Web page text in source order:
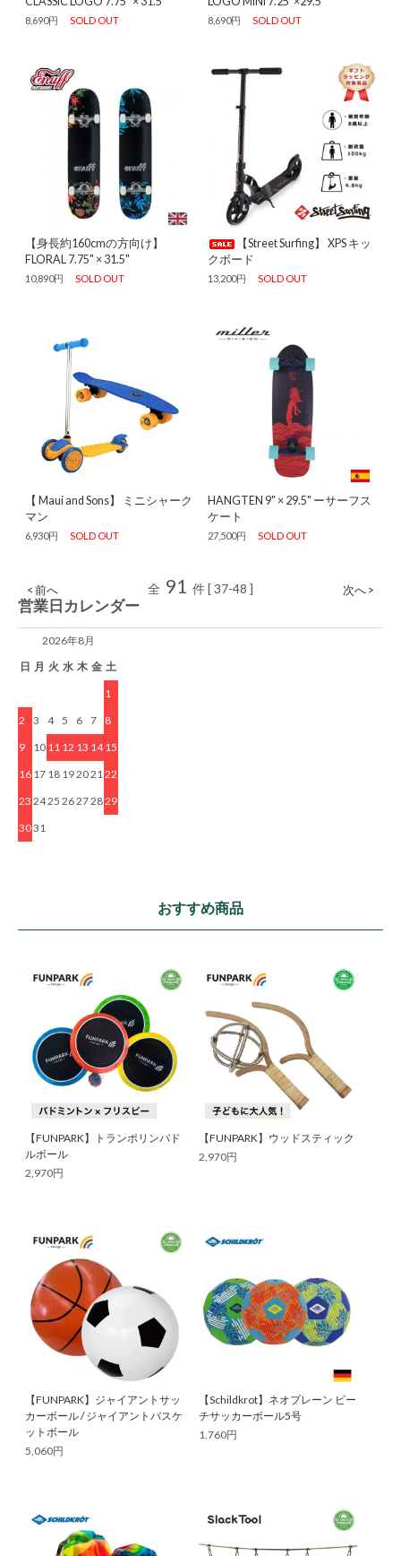
8,690円 SOLD OUT 8,690円 SOLD OUT
【身長約160cmの方向け】
FLORAL 7.75" × 31.5"
10,890円 SOLD OUT
【Street Surfing】 XPS キッ
クボード
13,200円 SOLD OUT
【 Maui and Sons】 ミニシャーク
マン
6,930円 SOLD OUT
HANGTEN 9" × 29.5" ーサーフス
ケート
27,500円 SOLD OUT
< 前へ 次へ >
全 91 件 [ 37-48 ]
営業日カレンダー
2026年8月
日 月 火 水 木 金 土
1
2
3 4 5 6 7
8
9
10 11 12 13 14 15
16 17 18 19202122
23 2425 26272829
3031
おすすめ商品
【FUNPARK】トランポリンパド
ルボール
2,970円
【FUNPARK】ウッドスティック
2,970円
【FUNPARK】ジャイアントサッ
カーボール / ジャイアントバスケ
ットボール
5,060円
【Schildkrot】ネオプレーン ビー
チサッカーボール5号
1,760円